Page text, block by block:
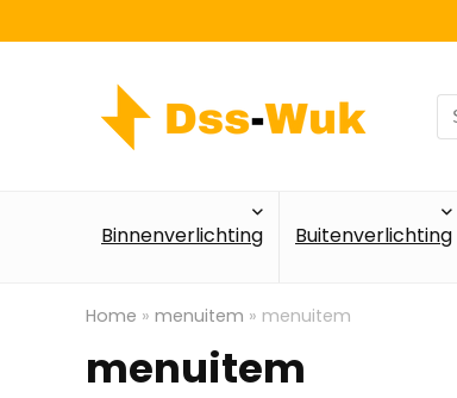
Binnenverlichting Buitenverlichting
Home » menuitem » menuitem
menuitem